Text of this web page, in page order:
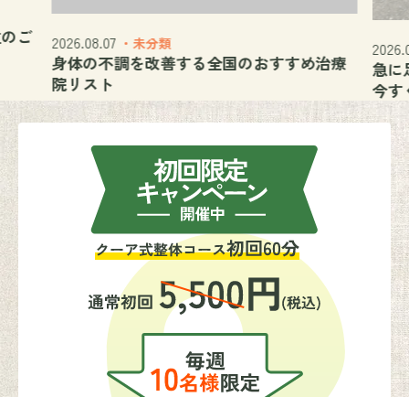
ご 2026.08.07 ・未分類
身体の不調を改善する全国のおすすめ治療
院リスト
急に
今す